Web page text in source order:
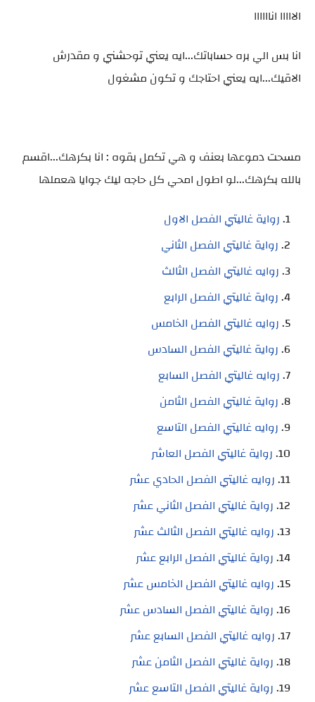
الااااا اناااااا
انا بس الي بره حساباتك...ايه يعني توحشني و مقدرش
الاقيك...ايه يعني احتاجك و تكون مشغول
مسحت دموعها بعنف و هي تكمل بقوه : انا بكرهك...اقسم
بالله بكرهك...لو اطول امحي كل حاجه ليك جوايا هعملها
رواية غاليتي الفصل الاول
رواية غاليتي الفصل الثاني
روايه غاليتي الفصل الثالث
رواية غاليتي الفصل الرابع
روايه غاليتي الفصل الخامس
رواية غاليتي الفصل السادس
روايه غاليتي الفصل السابع
رواية غاليتي الفصل الثامن
روايه غاليتي الفصل التاسع
رواية غاليتي الفصل العاشر
روايه غاليتي الفصل الحادي عشر
رواية غاليتي الفصل الثاني عشر
روايه غاليتي الفصل الثالث عشر
رواية غاليتي الفصل الرابع عشر
روايه غاليتي الفصل الخامس عشر
رواية غاليتي الفصل السادس عشر
روايه غاليتي الفصل السابع عشر
رواية غاليتي الفصل الثامن عشر
رواية غاليتي الفصل التاسع عشر